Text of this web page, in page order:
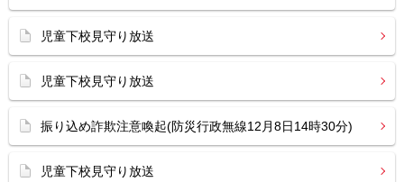
児童下校見守り放送
児童下校見守り放送
振り込め詐欺注意喚起(防災行政無線12月8日14時30分)
児童下校見守り放送